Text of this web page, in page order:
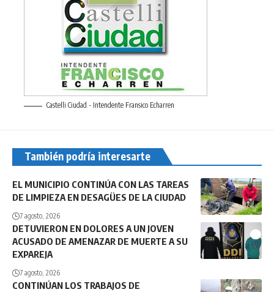
Castelli Ciudad - Intendente Fransico Echarren
También podría interesarte
EL MUNICIPIO CONTINÚA CON LAS TAREAS
DE LIMPIEZA EN DESAGÜES DE LA CIUDAD
7 agosto, 2026
DETUVIERON EN DOLORES A UN JOVEN
ACUSADO DE AMENAZAR DE MUERTE A SU
EXPAREJA
7 agosto, 2026
CONTINÚAN LOS TRABAJOS DE